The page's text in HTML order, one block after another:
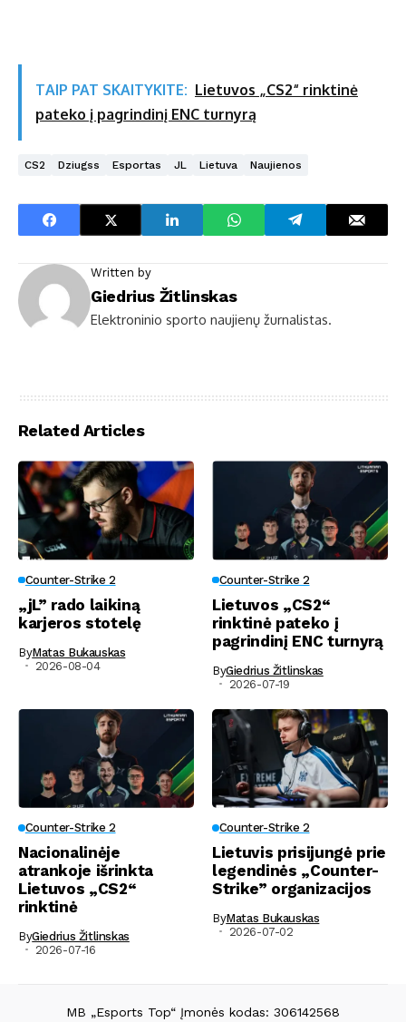
TAIP PAT SKAITYKITE: Lietuvos „CS2“ rinktinė
pateko į pagrindinį ENC turnyrą
CS2 Dziugss Esportas JL Lietuva Naujienos
Written by
Giedrius Žitlinskas
Elektroninio sporto naujienų žurnalistas.
Related Articles
Counter-Strike 2
„jL” rado laikiną
karjeros stotelę
ByMatas Bukauskas
2026-08-04
Counter-Strike 2
Lietuvos „CS2“
rinktinė pateko į
pagrindinį ENC turnyrą
ByGiedrius Žitlinskas
2026-07-19
Counter-Strike 2
Nacionalinėje
atrankoje išrinkta
Lietuvos „CS2“
rinktinė
ByGiedrius Žitlinskas
2026-07-16
Counter-Strike 2
Lietuvis prisijungė prie
legendinės „Counter-
Strike” organizacijos
ByMatas Bukauskas
2026-07-02
MB „Esports Top“ Įmonės kodas: 306142568